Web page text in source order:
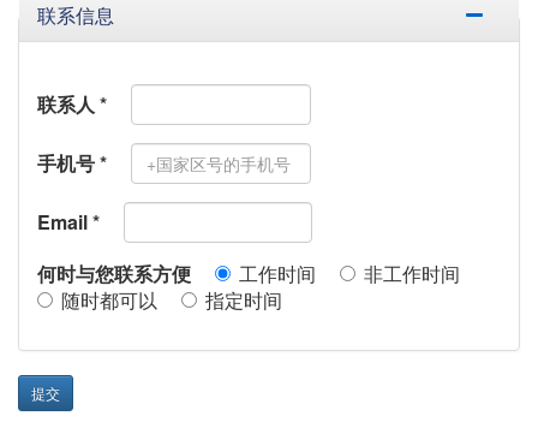
联系信息
联系人 *
手机号*
Email*
何时与您联系方便
工作时间
非工作时间
随时都可以
指定时间
提交